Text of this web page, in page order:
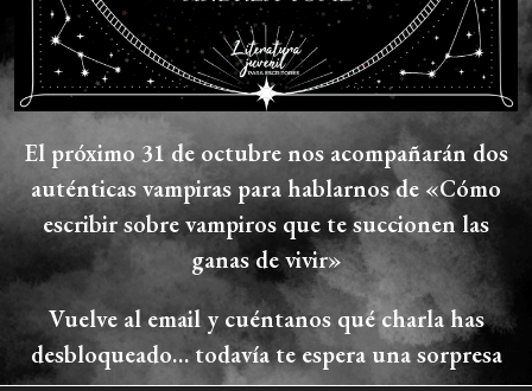
El próximo 31 de octubre nos acompañarán dos
auténticas vampiras para hablarnos de «Cómo
escribir sobre vampiros que te succionen las
ganas de vivir»
Vuelve al email y cuéntanos qué charla has
desbloqueado… todavía te espera una sorpresa